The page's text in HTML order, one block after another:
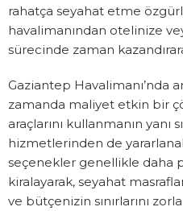
rahatça seyahat etme
havalimanından otelinize
sürecinde zaman
Gaziantep Havalimanı’nda
zamanda maliyet etkin bir
araçlarını kullanmanın yanı
hizmetlerinden de
seçenekler genellikle daha
kiralayarak, seyahat
ve bütçenizin sınırlarını